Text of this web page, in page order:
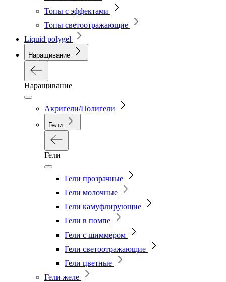
Топы с эффектами
Топы светоотражающие
Liquid polygel
Наращивание
Наращивание
Акригели/Полигели
Гели
Гели
Гели прозрачные
Гели молочные
Гели камуфлирующие
Гели в помпе
Гели с шиммером
Гели светоотражающие
Гели цветные
Гели желе